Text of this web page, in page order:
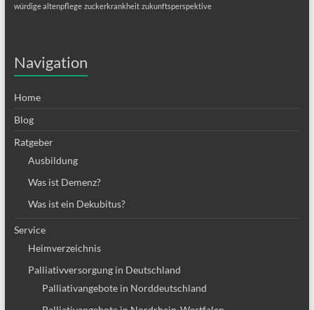
würdige altenpflege zuckerkrankheit zukunftsperspektive
Navigation
Home
Blog
Ratgeber
Ausbildung
Was ist Demenz?
Was ist ein Dekubitus?
Service
Heimverzeichnis
Palliativversorgung in Deutschland
Palliativangebote in Norddeutschland